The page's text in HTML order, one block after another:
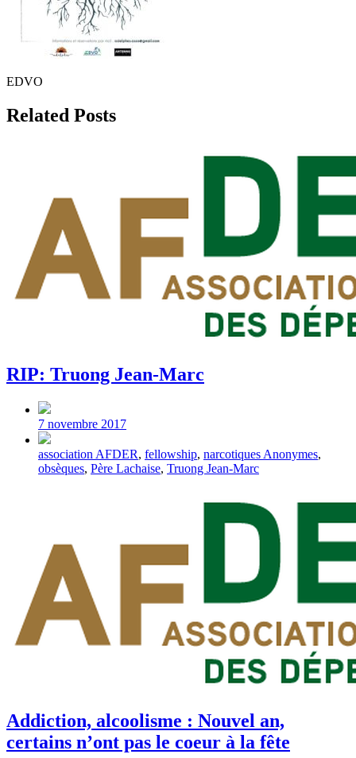
EDVO
Related Posts
RIP: Truong Jean-Marc
Post
date
7 novembre 2017
Tagged
with
association AFDER, fellowship, narcotiques Anonymes,
obsèques, Père Lachaise, Truong Jean-Marc
Addiction, alcoolisme : Nouvel an,
certains n’ont pas le coeur à la fête